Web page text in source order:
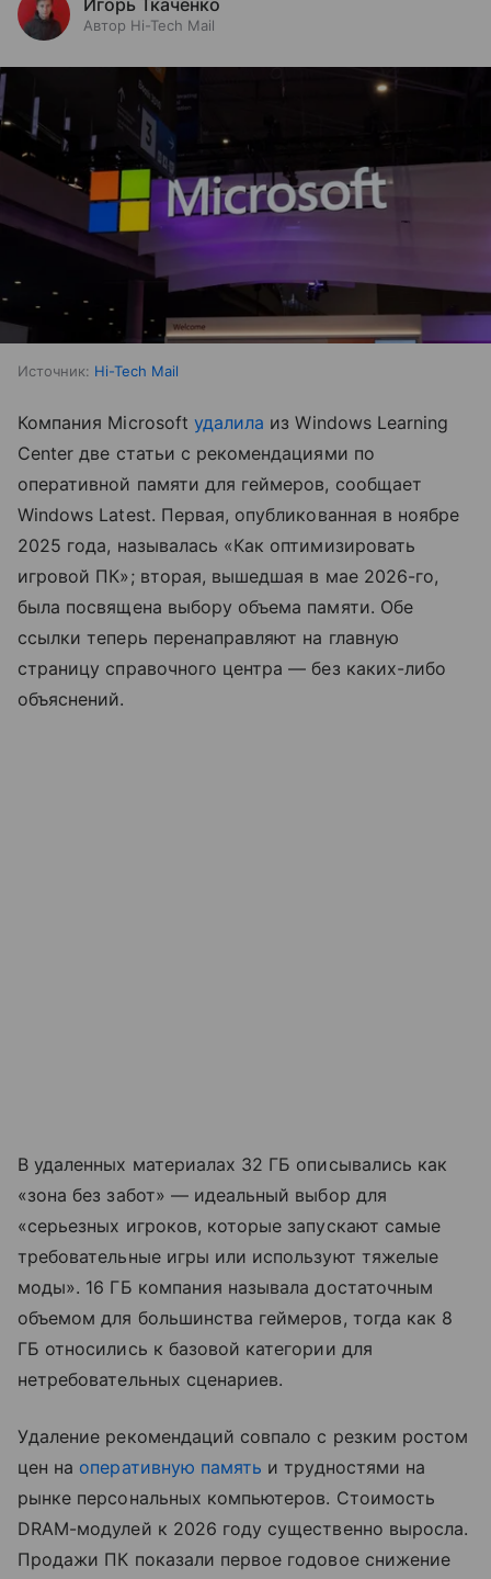
Автор Hi-Tech Mail
Источник: Hi-Tech Mail
Компания Microsoft удалила из Windows Learning
Center две статьи с рекомендациями по
оперативной памяти для геймеров, сообщает
Windows Latest. Первая, опубликованная в ноябре
2025 года, называлась «Как оптимизировать
игровой ПК»; вторая, вышедшая в мае 2026-го,
была посвящена выбору объема памяти. Обе
ссылки теперь перенаправляют на главную
страницу справочного центра — без каких-либо
объяснений.
В удаленных материалах 32 ГБ описывались как
«зона без забот» — идеальный выбор для
«серьезных игроков, которые запускают самые
требовательные игры или используют тяжелые
моды». 16 ГБ компания называла достаточным
объемом для большинства геймеров, тогда как 8
ГБ относились к базовой категории для
нетребовательных сценариев.
Удаление рекомендаций совпало с резким ростом
цен на оперативную память и трудностями на
рынке персональных компьютеров. Стоимость
DRAM-модулей к 2026 году существенно выросла.
Продажи ПК показали первое годовое снижение